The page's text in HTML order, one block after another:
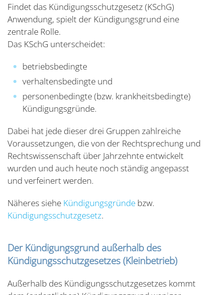
Findet das Kündigungsschutzgesetz (KSchG)
Anwendung, spielt der Kündigungsgrund eine
zentrale Rolle.
Das KSchG unterscheidet:
betriebsbedingte
verhaltensbedingte und
personenbedingte (bzw. krankheitsbedingte)
Kündigungsgründe.
Dabei hat jede dieser drei Gruppen zahlreiche
Voraussetzungen, die von der Rechtsprechung und
Rechtswissenschaft über Jahrzehnte entwickelt
wurden und auch heute noch ständig angepasst
und verfeinert werden.
Näheres siehe Kündigungsgründe bzw.
Kündigungsschutzgesetz.
Der Kündigungsgrund außerhalb des
Kündigungsschutzgesetzes (Kleinbetrieb)
Außerhalb des Kündigungsschutzgesetzes kommt